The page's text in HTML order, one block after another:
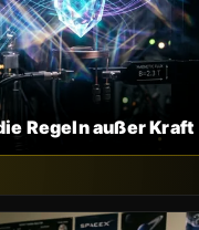
Regeln außer Kraft